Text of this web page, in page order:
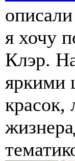
я хочу
Клэр.
яркими
красок,